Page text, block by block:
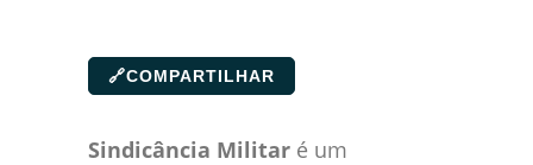
🔗COMPARTILHAR
Sindicância Militar é um